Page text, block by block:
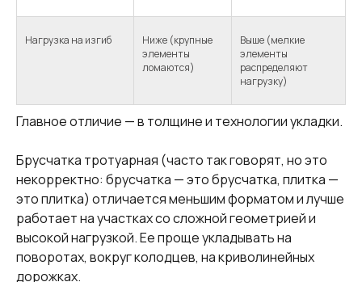
Нагрузка на изгиб
Ниже (крупные
элементы
ломаются)
Выше (мелкие
элементы
распределяют
нагрузку)
Главное отличие — в толщине и технологии укладки.
Брусчатка тротуарная (часто так говорят, но это
некорректно: брусчатка — это брусчатка, плитка —
это плитка) отличается меньшим форматом и лучше
работает на участках со сложной геометрией и
высокой нагрузкой. Ее проще укладывать на
поворотах, вокруг колодцев, на криволинейных
дорожках.